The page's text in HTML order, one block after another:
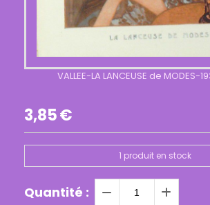
VALLEE-LA LANCEUSE de MODES-
3,85€
1 produit en stock
Quantité :